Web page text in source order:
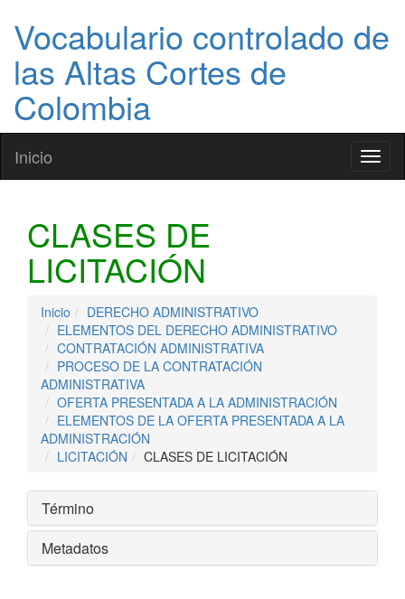
Vocabulario controlado de
las Altas Cortes de
Colombia
Inicio
CLASES DE
LICITACIÓN
Inicio
DERECHO ADMINISTRATIVO
ELEMENTOS DEL DERECHO ADMINISTRATIVO
CONTRATACIÓN ADMINISTRATIVA
PROCESO DE LA CONTRATACIÓN
ADMINISTRATIVA
OFERTA PRESENTADA A LA ADMINISTRACIÓN
ELEMENTOS DE LA OFERTA PRESENTADA A LA
ADMINISTRACIÓN
LICITACIÓN
CLASES DE LICITACIÓN
Término
Metadatos